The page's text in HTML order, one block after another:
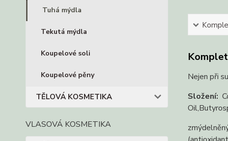
Tuhá mýdla
Tekutá mýdla
Koupelové soli
Koupelové pěny
TĚLOVÁ KOSMETIKA
VLASOVÁ KOSMETIKA
Nejen při
Složení: